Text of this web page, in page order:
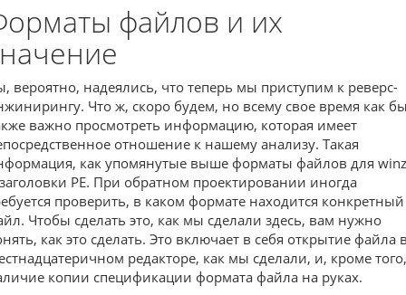
файлов и их
вероятно, надеялись, что теперь мы приступим к реверс-
Что ж, скоро будем, но всему свое время как
важно просмотреть информацию, которая имеет
отношение к нашему анализу. Такая
как упомянутые выше форматы файлов для
PE. При обратном проектировании иногда
проверить, в каком формате находится конкретный
Чтобы сделать это, как мы сделали здесь, вам нужно
как это сделать. Это включает в себя открытие файла
редакторе, как мы сделали, и, кроме того,
копии спецификации формата файла на руках.